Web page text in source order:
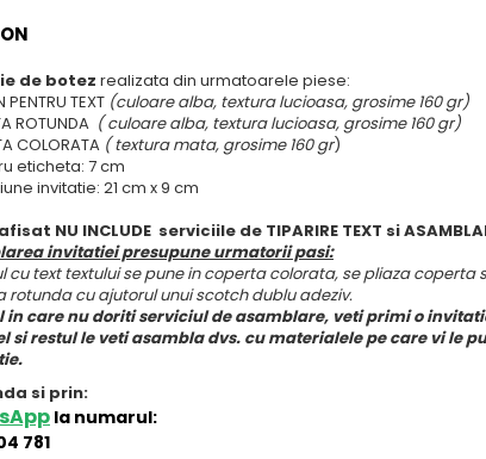
de botez realizata din urmatoarele piese:
PENTRU TEXT (culoare alba, textura lucioasa, grosime 160 gr)
ROTUNDA ( culoare alba, textura lucioasa, grosime 160 gr)
COLORATA ( textura mata, grosime 160 gr)
eticheta: 7 cm
invitatie: 21 cm x 9 cm
NU INCLUDE serviciile de TIPARIRE TEXT si
invitatiei presupune urmatorii pasi:
cu text textului se pune in coperta colorata, se pliaza coperta
rotunda cu ajutorul unui scotch dublu adeziv.
in care nu doriti serviciul de asamblare, veti primi o
si restul le veti asambla dvs. cu materialele pe care vi le
si prin:
la numarul:
781